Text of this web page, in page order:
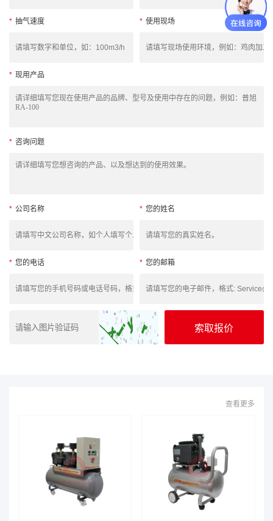
* 抽气速度 * 使用现场
* 现用产品
* 咨询问题
* 公司名称 * 您的姓名
* 您的电话 * 您的邮箱
查看更多